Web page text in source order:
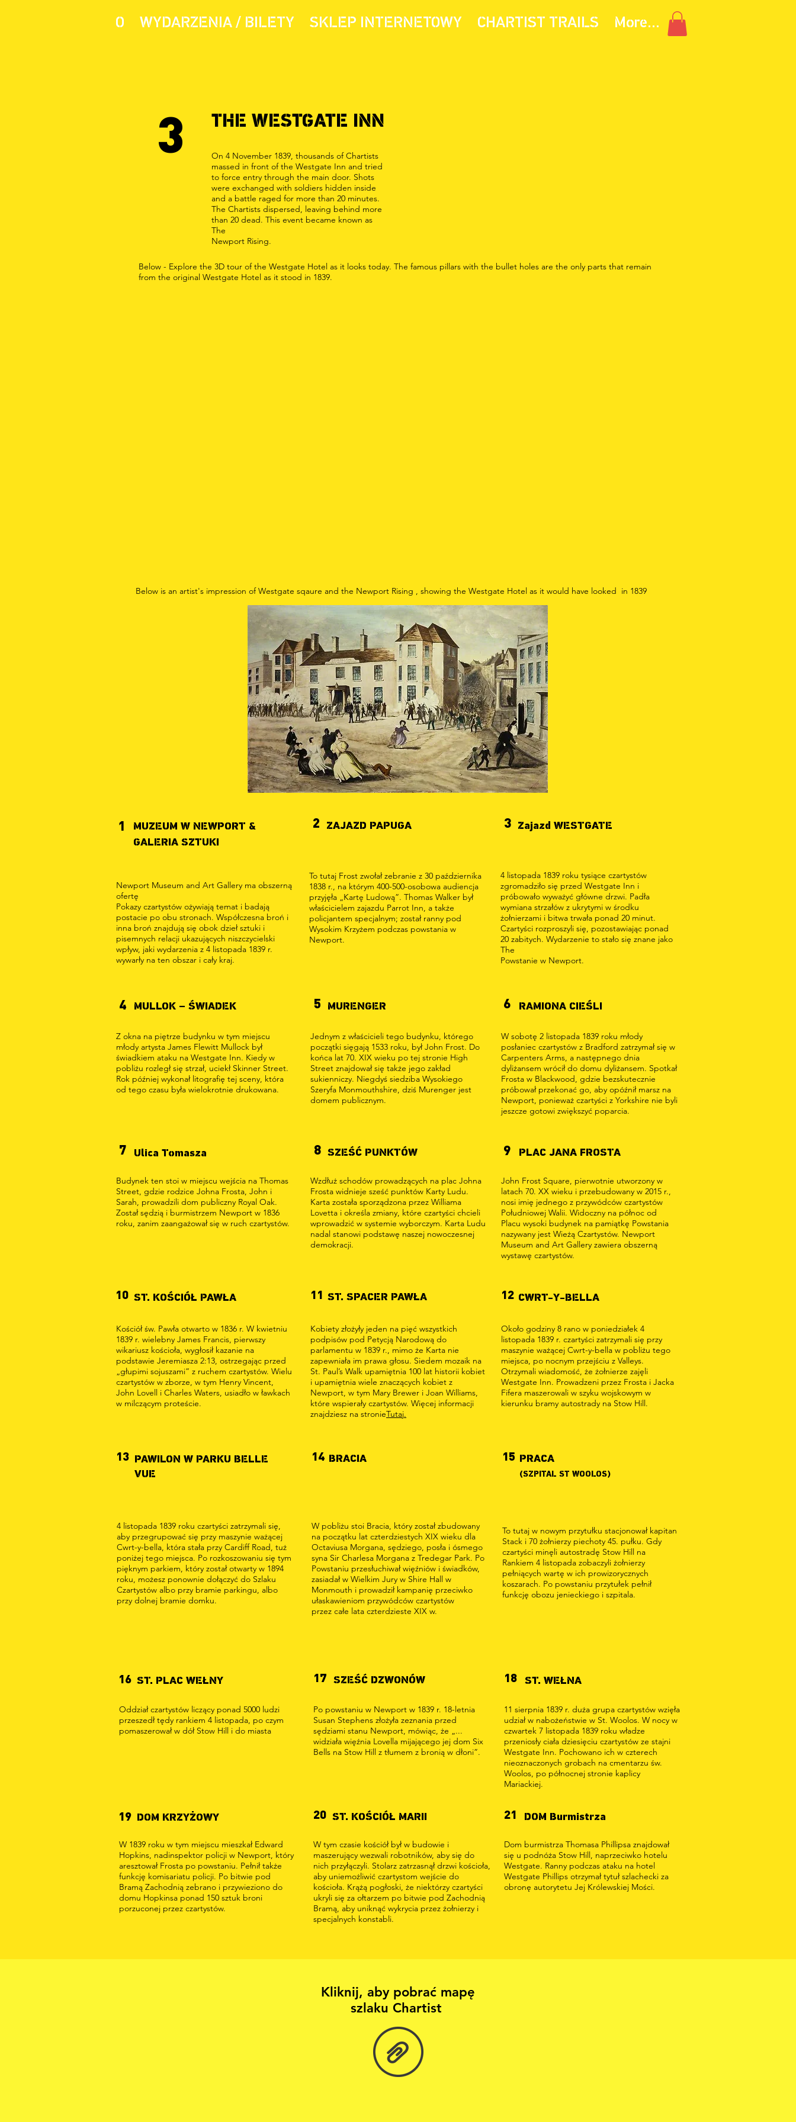
O WYDARZENIA / BILETY SKLEP INTERNETOWY CHARTIST TRAILS More...
3 THE WESTGATE INN
On 4 November 1839, thousands of Chartists
massed in front of the Westgate Inn and tried
to force entry through the main door. Shots
were exchanged with soldiers hidden inside
and a battle raged for more than 20 minutes.
The Chartists dispersed, leaving behind more
than 20 dead. This event became known as
The
Newport Rising.
Below - Explore the 3D tour of the Westgate Hotel as it looks today. The famous pillars with the bullet holes are the only parts that remain
from the original Westgate Hotel as it stood in 1839.
Below is an artist's impression of Westgate sqaure and the Newport Rising , showing the Westgate Hotel as it would have looked in 1839
1
MUZEUM W NEWPORT &
GALERIA SZTUKI
2 ZAJAZD PAPUGA 3 Zajazd WESTGATE
Newport Museum and Art Gallery ma obszerną
ofertę
Pokazy czartystów ożywiają temat i badają
postacie po obu stronach. Współczesna broń i
inna broń znajdują się obok dzieł sztuki i
pisemnych relacji ukazujących niszczycielski
wpływ, jaki wydarzenia z 4 listopada 1839 r.
wywarły na ten obszar i cały kraj.
To tutaj Frost zwołał zebranie z 30 października
1838 r., na którym 400-500-osobowa audiencja
przyjęła „Kartę Ludową”. Thomas Walker był
właścicielem zajazdu Parrot Inn, a także
policjantem specjalnym; został ranny pod
Wysokim Krzyżem podczas powstania w
Newport.
4 listopada 1839 roku tysiące czartystów
zgromadziło się przed Westgate Inn i
próbowało wyważyć główne drzwi. Padła
wymiana strzałów z ukrytymi w środku
żołnierzami i bitwa trwała ponad 20 minut.
Czartyści rozproszyli się, pozostawiając ponad
20 zabitych. Wydarzenie to stało się znane jako
The
Powstanie w Newport.
4 MULLOK – ŚWIADEK 5 MURENGER 6 RAMIONA CIEŚLI
Z okna na piętrze budynku w tym miejscu
młody artysta James Flewitt Mullock był
świadkiem ataku na Westgate Inn. Kiedy w
pobliżu rozległ się strzał, uciekł Skinner Street.
Rok później wykonał litografię tej sceny, która
od tego czasu była wielokrotnie drukowana.
Jednym z właścicieli tego budynku, którego
początki sięgają 1533 roku, był John Frost. Do
końca lat 70. XIX wieku po tej stronie High
Street znajdował się także jego zakład
sukienniczy. Niegdyś siedziba Wysokiego
Szeryfa Monmouthshire, dziś Murenger jest
domem publicznym.
W sobotę 2 listopada 1839 roku młody
posłaniec czartystów z Bradford zatrzymał się w
Carpenters Arms, a następnego dnia
dyliżansem wrócił do domu dyliżansem. Spotkał
Frosta w Blackwood, gdzie bezskutecznie
próbował przekonać go, aby opóźnił marsz na
Newport, ponieważ czartyści z Yorkshire nie byli
jeszcze gotowi zwiększyć poparcia.
7 Ulica Tomasza
Budynek ten stoi w miejscu wejścia na Thomas
Street, gdzie rodzice Johna Frosta, John i
Sarah, prowadzili dom publiczny Royal Oak.
Został sędzią i burmistrzem Newport w 1836
roku, zanim zaangażował się w ruch czartystów.
8 SZEŚĆ PUNKTÓW 9 PLAC JANA FROSTA
Wzdłuż schodów prowadzących na plac Johna
Frosta widnieje sześć punktów Karty Ludu.
Karta została sporządzona przez Williama
Lovetta i określa zmiany, które czartyści chcieli
wprowadzić w systemie wyborczym. Karta Ludu
nadal stanowi podstawę naszej nowoczesnej
demokracji.
John Frost Square, pierwotnie utworzony w
latach 70. XX wieku i przebudowany w 2015 r.,
nosi imię jednego z przywódców czartystów
Południowej Walii. Widoczny na północ od
Placu wysoki budynek na pamiątkę Powstania
nazywany jest Wieżą Czartystów. Newport
Museum and Art Gallery zawiera obszerną
wystawę czartystów.
10 ST. KOŚCIÓŁ PAWŁA 11 ST. SPACER PAWŁA 12 CWRT-Y-BELLA
Kościół św. Pawła otwarto w 1836 r. W kwietniu
1839 r. wielebny James Francis, pierwszy
wikariusz kościoła, wygłosił kazanie na
podstawie Jeremiasza 2:13, ostrzegając przed
„głupimi sojuszami” z ruchem czartystów. Wielu
czartystów w zborze, w tym Henry Vincent,
John Lovell i Charles Waters, usiadło w ławkach
w milczącym proteście.
Kobiety złożyły jeden na pięć wszystkich
podpisów pod Petycją Narodową do
parlamentu w 1839 r., mimo że Karta nie
zapewniała im prawa głosu. Siedem mozaik na
St. Paul’s Walk upamiętnia 100 lat historii kobiet
i upamiętnia wiele znaczących kobiet z
Newport, w tym Mary Brewer i Joan Williams,
które wspierały czartystów. Więcej informacji
znajdziesz na stronieTutaj.
Około godziny 8 rano w poniedziałek 4
listopada 1839 r. czartyści zatrzymali się przy
maszynie ważącej Cwrt-y-bella w pobliżu tego
miejsca, po nocnym przejściu z Valleys.
Otrzymali wiadomość, że żołnierze zajęli
Westgate Inn. Prowadzeni przez Frosta i Jacka
Fifera maszerowali w szyku wojskowym w
kierunku bramy autostrady na Stow Hill.
13 PAWILON W PARKU BELLE
VUE
14 BRACIA 15 PRACA
(SZPITAL ST WOOLOS)
4 listopada 1839 roku czartyści zatrzymali się,
aby przegrupować się przy maszynie ważącej
Cwrt-y-bella, która stała przy Cardiff Road, tuż
poniżej tego miejsca. Po rozkoszowaniu się tym
pięknym parkiem, który został otwarty w 1894
roku, możesz ponownie dołączyć do Szlaku
Czartystów albo przy bramie parkingu, albo
przy dolnej bramie domku.
W pobliżu stoi Bracia, który został zbudowany
na początku lat czterdziestych XIX wieku dla
Octaviusa Morgana, sędziego, posła i ósmego
syna Sir Charlesa Morgana z Tredegar Park. Po
Powstaniu przesłuchiwał więźniów i świadków,
zasiadał w Wielkim Jury w Shire Hall w
Monmouth i prowadził kampanię przeciwko
ułaskawieniom przywódców czartystów
przez całe lata czterdzieste XIX w.
To tutaj w nowym przytułku stacjonował kapitan
Stack i 70 żołnierzy piechoty 45. pułku. Gdy
czartyści minęli autostradę Stow Hill na
Rankiem 4 listopada zobaczyli żołnierzy
pełniących wartę w ich prowizorycznych
koszarach. Po powstaniu przytułek pełnił
funkcję obozu jenieckiego i szpitala.
16 ST. PLAC WEŁNY 17 SZEŚĆ DZWONÓW 18 ST. WEŁNA
Oddział czartystów liczący ponad 5000 ludzi
przeszedł tędy rankiem 4 listopada, po czym
pomaszerował w dół Stow Hill i do miasta
Po powstaniu w Newport w 1839 r. 18-letnia
Susan Stephens złożyła zeznania przed
sędziami stanu Newport, mówiąc, że „...
widziała więźnia Lovella mijającego jej dom Six
Bells na Stow Hill z tłumem z bronią w dłoni”.
11 sierpnia 1839 r. duża grupa czartystów wzięła
udział w nabożeństwie w St. Woolos. W nocy w
czwartek 7 listopada 1839 roku władze
przeniosły ciała dziesięciu czartystów ze stajni
Westgate Inn. Pochowano ich w czterech
nieoznaczonych grobach na cmentarzu św.
Woolos, po północnej stronie kaplicy
Mariackiej.
19 DOM KRZYŻOWY
W 1839 roku w tym miejscu mieszkał Edward
Hopkins, nadinspektor policji w Newport, który
aresztował Frosta po powstaniu. Pełnił także
funkcję komisariatu policji. Po bitwie pod
Bramą Zachodnią zebrano i przywieziono do
domu Hopkinsa ponad 150 sztuk broni
porzuconej przez czartystów.
20 ST. KOŚCIÓŁ MARII 21 DOM Burmistrza
W tym czasie kościół był w budowie i
maszerujący wezwali robotników, aby się do
nich przyłączyli. Stolarz zatrzasnął drzwi kościoła,
aby uniemożliwić czartystom wejście do
kościoła. Krążą pogłoski, że niektórzy czartyści
ukryli się za ołtarzem po bitwie pod Zachodnią
Bramą, aby uniknąć wykrycia przez żołnierzy i
specjalnych konstabli.
Dom burmistrza Thomasa Phillipsa znajdował
się u podnóża Stow Hill, naprzeciwko hotelu
Westgate. Ranny podczas ataku na hotel
Westgate Phillips otrzymał tytuł szlachecki za
obronę autorytetu Jej Królewskiej Mości.
Kliknij, aby pobrać mapę
szlaku Chartist